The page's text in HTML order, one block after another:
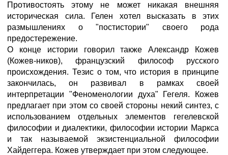
Противостоять этому не может никакая внешняя
историческая сила. Гелен хотел высказать в этих
размышлениях о "постистории" своего рода
предостережение.
О конце истории говорил также Александр Кожев
(Кожев-ников), французский философ русского
происхождения. Тезис о том, что история в принципе
закончилась, он развивал в рамках своей
интерпретации "Феноменологии духа" Гегеля. Кожев
предлагает при этом со своей стороны некий синтез, с
использованием отдельных элементов гегелевской
философии и диалектики, философии истории Маркса
и так называемой экзистенциальной философии
Хайдеггера. Кожев утверждает при этом следующее.